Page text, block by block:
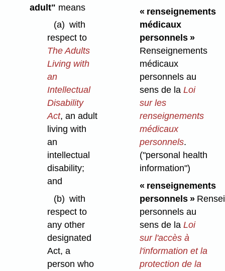
adult" means
(a) with
respect to
The Adults
Living with
an
Intellectual
Disability
Act, an adult
living with
an
intellectual
disability;
and
(b) with
respect to
any other
designated
Act, a
person who
« renseignements
médicaux
personnels »
Renseignements
médicaux
personnels au
sens de la Loi
sur les
renseignements
médicaux
personnels.
("personal health
information")
« renseignements
personnels »
personnels au
sens de la Loi
sur l'accès à
l'information et la
protection de la